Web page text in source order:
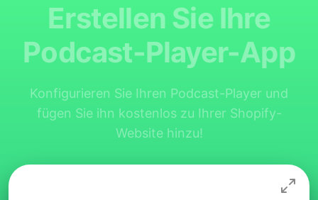
Erstellen Sie Ihre
Podcast-Player-App
Konfigurieren Sie Ihren Podcast-Player und
fügen Sie ihn kostenlos zu Ihrer Shopify-
Website hinzu!